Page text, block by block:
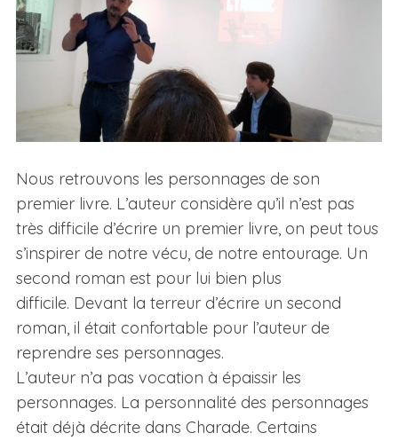
Nous retrouvons les personnages de son
premier livre. L’auteur considère qu’il n’est pas
très difficile d’écrire un premier livre, on peut tous
s’inspirer de notre vécu, de notre entourage. Un
second roman est pour lui bien plus
difficile. Devant la terreur d’écrire un second
roman, il était confortable pour l’auteur de
reprendre ses personnages.
L’auteur n’a pas vocation à épaissir les
personnages. La personnalité des personnages
était déjà décrite dans Charade. Certains